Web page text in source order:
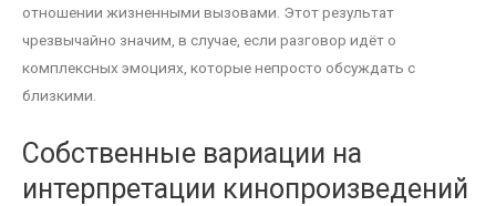
отношении жизненными вызовами. Этот результат
чрезвычайно значим, в случае, если разговор идёт о
комплексных эмоциях, которые непросто обсуждать с
близкими.
Собственные вариации на
интерпретации кинопроизведений